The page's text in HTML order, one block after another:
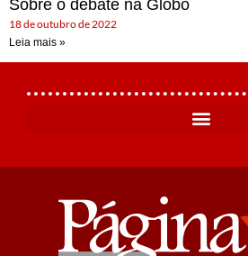
Sobre o debate na Globo
18 de outubro de 2022
Leia mais »